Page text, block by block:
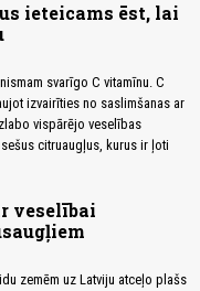
ieteicams ēst, lai
svarīgo C vitamīnu. C
izvairīties no saslimšanas ar
vispārējo veselības
citruaugļus, kurus ir ļoti
veselībai
zemēm uz Latviju atceļo plašs